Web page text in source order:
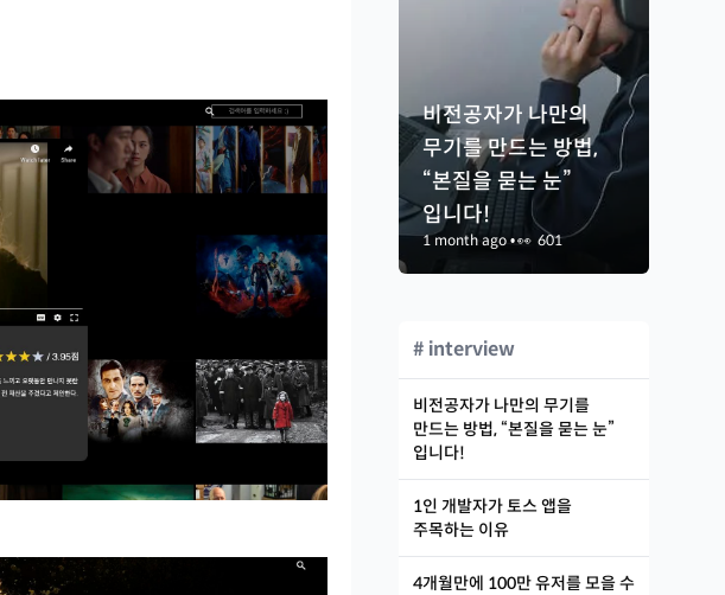
비전공자가 나만의
무기를 만드는 방법,
“본질을 묻는 눈”
입니다!
1 month ago•👀 601
# interview
비전공자가 나만의 무기를
만드는 방법, “본질을 묻는 눈”
입니다!
1인 개발자가 토스 앱을
주목하는 이유
4개월만에 100만 유저를 모을 수